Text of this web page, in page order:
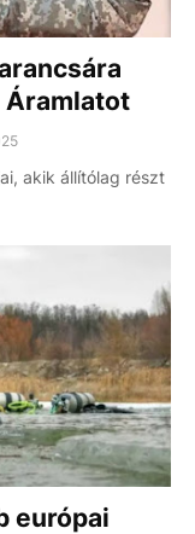
Áramlatot
akik állítólag részt
európai